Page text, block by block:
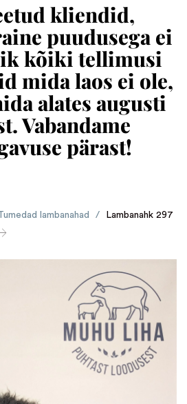
kliendid,
puudusega ei
kõiki tellimusi
mida laos ei ole,
alates augusti
Vabandame
pärast!
lambanahad /
Lambanahk 297